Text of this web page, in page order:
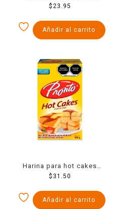
hotcakes Betty Crocker
$ 23.95
Añadir al carrito
Harina para hot cakes
Pronto tradicionales 500 g
$ 31.50
Añadir al carrito